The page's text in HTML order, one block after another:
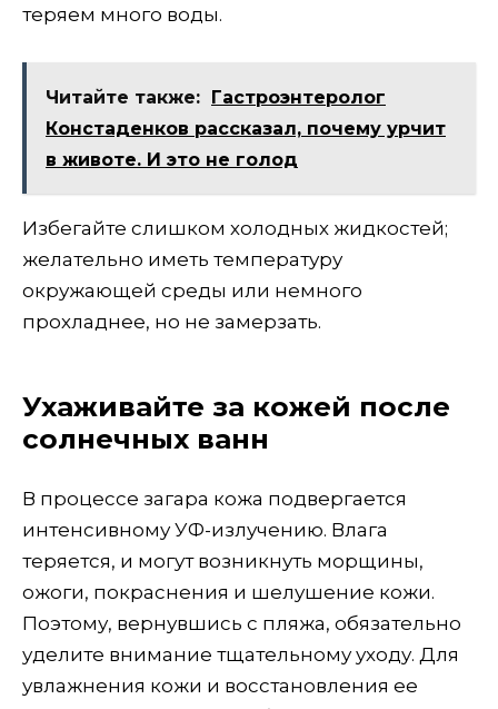
теряем много воды.
Читайте также: Гастроэнтеролог
Констаденков рассказал, почему урчит
в животе. И это не голод
Избегайте слишком холодных жидкостей;
желательно иметь температуру
окружающей среды или немного
прохладнее, но не замерзать.
Ухаживайте за кожей после
солнечных ванн
В процессе загара кожа подвергается
интенсивному УФ-излучению. Влага
теряется, и могут возникнуть морщины,
ожоги, покраснения и шелушение кожи.
Поэтому, вернувшись с пляжа, обязательно
уделите внимание тщательному уходу. Для
увлажнения кожи и восстановления ее